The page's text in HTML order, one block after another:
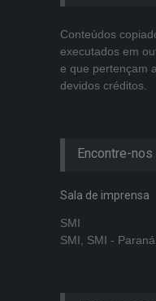
Conteúdos
executados em
e que pertençam
devidos créditos.
Encontre-nos
Sala de imprensa
SMI
SMI, SMI - Paraná